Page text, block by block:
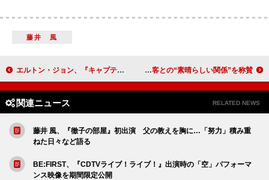
藤井 風
エルトン・ジョン、『キャプテン・ファンタスティック』50周年記念エディションを10/24リリース デヴィッド・バーン、オリヴィア・ロドリゴの観客との“素晴らしい関係”を称賛
関連ニュース RELATED NEWS
藤井 風、『徹子の部屋』初出演 父の教えを胸に…「努力」積み重
ねた日々など語る
BE:FIRST、『CDTVライブ！ライブ！』出演時の「空」パフォーマ
ンス映像を期間限定公開